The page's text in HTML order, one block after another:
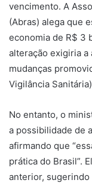
vencimento. A
(Abras) alega que
economia de R$ 3
alteração exigiria
mudanças
Vigilância
No entanto, o
a possibilidade de
afirmando que
prática do Brasil”.
anterior, sugerindo